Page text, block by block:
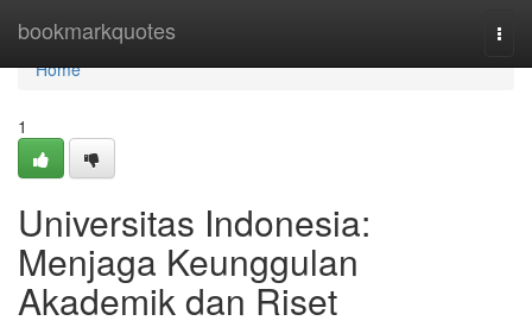
bookmarkquotes
Home
Home
1
Universitas Indonesia:
Menjaga Keunggulan
Akademik dan Riset